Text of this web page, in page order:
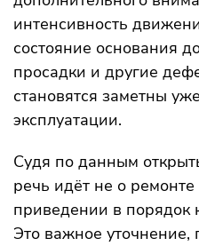
интенсивность
состояние основания
просадки и другие
становятся заметны
эксплуатации.
Судя по данным
речь идёт не о
приведении в порядок
Это важное уточнение,